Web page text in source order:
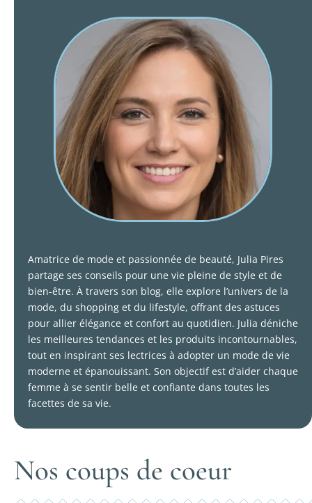
Amatrice de mode et passionnée de beauté, Julia Pires
partage ses conseils pour une vie pleine de style et de
bien-être. À travers son blog, elle explore l’univers de la
mode, du shopping et du lifestyle, offrant des astuces
pour allier élégance et confort au quotidien. Julia déniche
les meilleures tendances et les produits incontournables,
tout en inspirant ses lectrices à adopter un mode de vie
moderne et épanouissant. Son objectif est d’aider chaque
femme à se sentir belle et confiante dans toutes les
facettes de sa vie.
Nos coups de coeur